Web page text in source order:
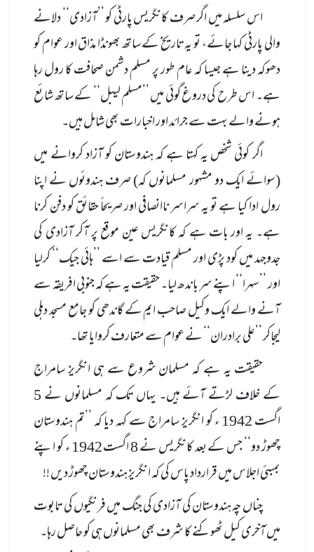
اس سلسلہ میں اگر صرف کانگریس پارٹی کو ’’آزادی‘‘ دلانے
والی پارٹی کہا جائے، تو یہ تاریخ کے ساتھ بھونڈا مذاق اور عوام کو
دھوکہ دینا ہے جیسا کہ عام طور پر مسلم دشمن صحافت کا رول رہا
ہے۔ اس طرح کی دروغ گوئی میں ’’مسلم لیبل‘‘ کے ساتھ شائع
ہونے والے بہت سے جرائد اور اخبارات بھی شامل ہیں۔
اگر کوئی شخص یہ کہتا ہے کہ ہندوستان کو آزاد کروانے میں
(سوائے ایک دو مشہور مسلمانوں کہ) صرف ہندوئوں نے اپنا
رول ادا کیا ہے تو یہ سراسر ناانصافی اور صریحاً حقائق کو دفن کرنا
ہے۔ یہ اور بات ہے کہ کانگریس عین موقع پر آکر آزادی کی
جدوجہد میں کود پڑی اور مسلم قیادت سے اسے ’’ہائی جیک‘‘ کرلیا
اور ’’سہرا‘‘ اپنے سر باندھ لیا۔ حقیقت یہ ہے کہ جنوبی افریقہ سے
آنے والے ایک وکیل صاحب ایم کے گاندھی کو جامع مسجد دہلی
لیجاکر ’’علی برادران‘‘ نے عوام سے متعارف کروایا تھا۔
حقیقت یہ ہے کہ مسلمان شروع سے ہی انگریز سامراج
کے خلاف لڑتے آئے ہیں۔ یہاں تک کہ مسلمانوں نے 5
اگست 1942 ء کو انگریز سامراج سے کہہ دیا کہ ’’تم ہندوستان
چھوڑ دو‘‘ جس کے بعد کانگریس نے 8 اگست 1942 ء کو اپنے
بمبئی اجلاس میں قرارداد پاس کی کہ انگریز ہندوستان چھوڑ دیں !!
چناں چہ ہندوستان کی آزادی کی جنگ میں فرنگیوں کی تابوت
میں آخری کیل ٹھوکنے کا شرف بھی مسلمانوں ہی کو حاصل رہا۔